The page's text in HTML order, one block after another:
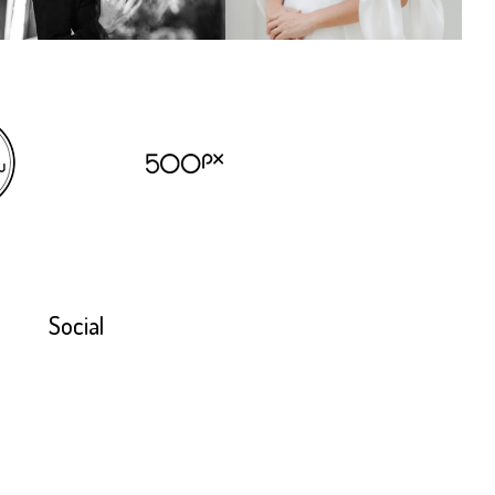
Social